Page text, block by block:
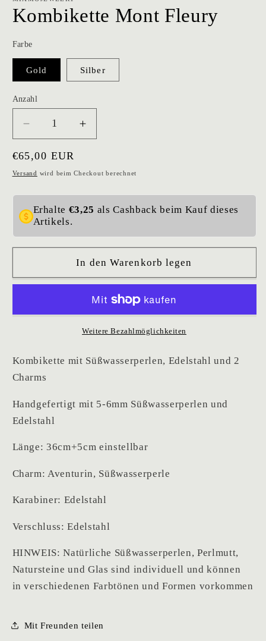
Kombikette Mont Fleury
Farbe
Gold Silber
Anzahl
Verringere
die
Menge
für
Mont
Fleury
Erhöhe
die
für
Mont
Fleury
Normaler
Preis
€65,00 EUR
Versand wird beim Checkout berechnet
Erhalte €3,25 als Cashback beim Kauf dieses
Artikels.
In den Warenkorb legen
Weitere Bezahlmöglichkeiten
Kombikette mit Süßwasserperlen, Edelstahl und 2
Charms
Handgefertigt mit 5-6mm Süßwasserperlen und
Edelstahl
Länge: 36cm+5cm einstellbar
Charm: Aventurin, Süßwasserperle
Karabiner: Edelstahl
Verschluss: Edelstahl
HINWEIS: Natürliche Süßwasserperlen, Perlmutt,
Natursteine und Glas sind individuell und können
in verschiedenen Farbtönen und Formen vorkommen
Mit Freunden teilen